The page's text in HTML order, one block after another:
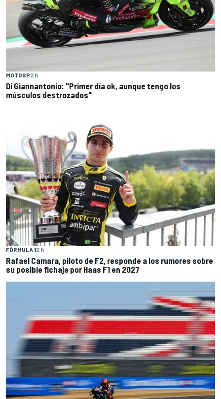
MOTOGP2 h
Di Giannantonio: "Primer día ok, aunque tengo los
músculos destrozados"
FÓRMULA 12 h
Rafael Camara, piloto de F2, responde a los rumores sobre
su posible fichaje por Haas F1 en 2027